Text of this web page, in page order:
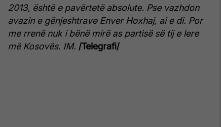
2013, është e pavërtetë absolute. Pse vazhdon
avazin e gënjeshtrave Enver Hoxhaj, ai e di. Por
me rrenë nuk i bënë mirë as partisë së tij e lere
më Kosovës. IM. /Telegrafi/